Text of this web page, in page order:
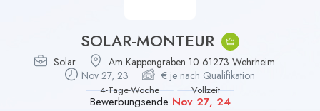
SOLAR-MONTEUR
Solar
Am Kappengraben 10 61273 Wehrheim
Nov 27, 23
€ je nach Qualifikation
4-Tage-Woche Vollzeit
Bewerbungsende Nov 27, 24